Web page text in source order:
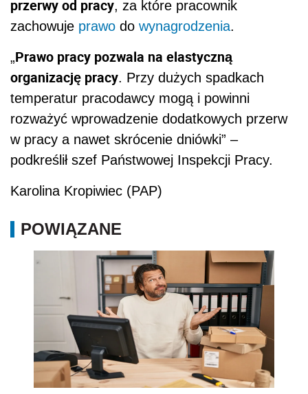
przerwy od pracy, za które pracownik
zachowuje prawo do wynagrodzenia.
„Prawo pracy pozwala na elastyczną
organizację pracy. Przy dużych spadkach
temperatur pracodawcy mogą i powinni
rozważyć wprowadzenie dodatkowych przerw
w pracy a nawet skrócenie dniówki” –
podkreślił szef Państwowej Inspekcji Pracy.
Karolina Kropiwiec (PAP)
POWIĄZANE